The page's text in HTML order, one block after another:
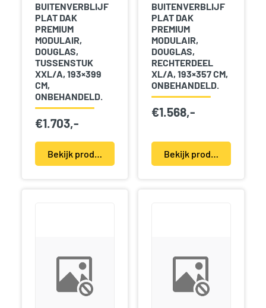
BUITENVERBLIJF
PLAT DAK
PREMIUM
MODULAIR,
DOUGLAS,
TUSSENSTUK
XXL/A, 193×399
CM,
ONBEHANDELD.
€1.703,-
BUITENVERBLIJF
PLAT DAK
PREMIUM
MODULAIR,
DOUGLAS,
RECHTERDEEL
XL/A, 193×357 CM,
ONBEHANDELD.
€1.568,-